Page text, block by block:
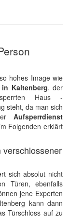
hohes Image wie
Kaltenberg, der
Haus -
steht, da man sich
Aufsperrdienst
Folgenden erklärt
verschlossener
sich absolut nicht
Türen, ebenfalls
jene Experten
kann dann
Türschloss auf zu